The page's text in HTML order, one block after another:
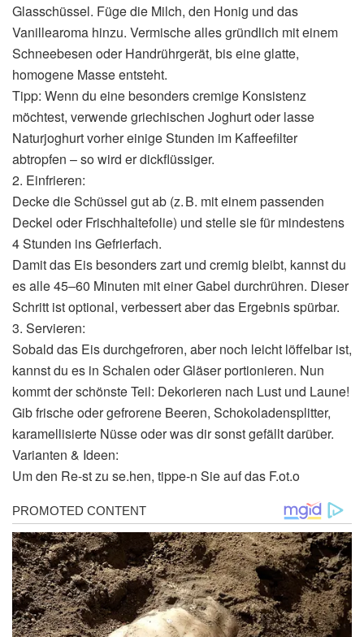
Glasschüssel. Füge die Milch, den Honig und das
Vanillearoma hinzu. Vermische alles gründlich mit einem
Schneebesen oder Handrührgerät, bis eine glatte,
homogene Masse entsteht.
Tipp: Wenn du eine besonders cremige Konsistenz
möchtest, verwende griechischen Joghurt oder lasse
Naturjoghurt vorher einige Stunden im Kaffeefilter
abtropfen – so wird er dickflüssiger.
2. Einfrieren:
Decke die Schüssel gut ab (z. B. mit einem passenden
Deckel oder Frischhaltefolie) und stelle sie für mindestens
4 Stunden ins Gefrierfach.
Damit das Eis besonders zart und cremig bleibt, kannst du
es alle 45–60 Minuten mit einer Gabel durchrühren. Dieser
Schritt ist optional, verbessert aber das Ergebnis spürbar.
3. Servieren:
Sobald das Eis durchgefroren, aber noch leicht löffelbar ist,
kannst du es in Schalen oder Gläser portionieren. Nun
kommt der schönste Teil: Dekorieren nach Lust und Laune!
Gib frische oder gefrorene Beeren, Schokoladensplitter,
karamellisierte Nüsse oder was dir sonst gefällt darüber.
Varianten & Ideen:
Um den Re-st zu se.hen, tippe-n Sie auf das F.ot.o